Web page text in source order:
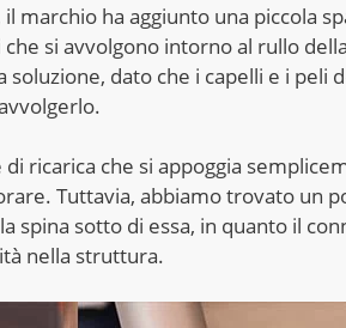
marchio ha aggiunto una piccola
si avvolgono intorno al rullo
soluzione, dato che i capelli e i peli
ricarica che si appoggia
Tuttavia, abbiamo trovato un
spina sotto di essa, in quanto il
nella struttura.